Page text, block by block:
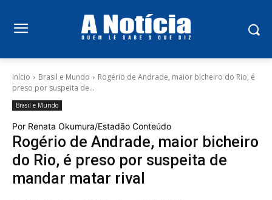
Início Brasil e Mundo
Rogério de Andrade, maior bicheiro do Rio, é
preso por suspeita de...
Brasil e Mundo
Por Renata Okumura/Estadão Conteúdo
Rogério de Andrade, maior bicheiro
do Rio, é preso por suspeita de
mandar matar rival